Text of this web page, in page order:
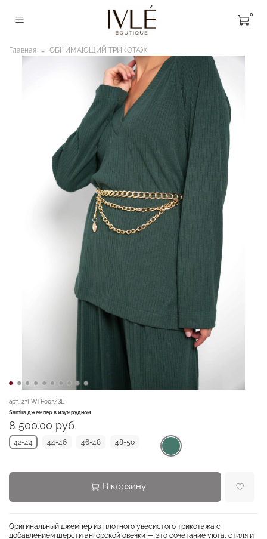
0
Главная ОБНИМАЮЩИЙ ТРИКОТАЖ
арт. 23FWТР003/ЗЕ
Samira джемпер в изумрудном
8 500.00 руб
42-44 44-46 46-48 48-50
В корзину
Оригинальный джемпер из плотного увесистого трикотажа с
добавлением шерсти ангорской овечки — это сочетание уюта, стиля и